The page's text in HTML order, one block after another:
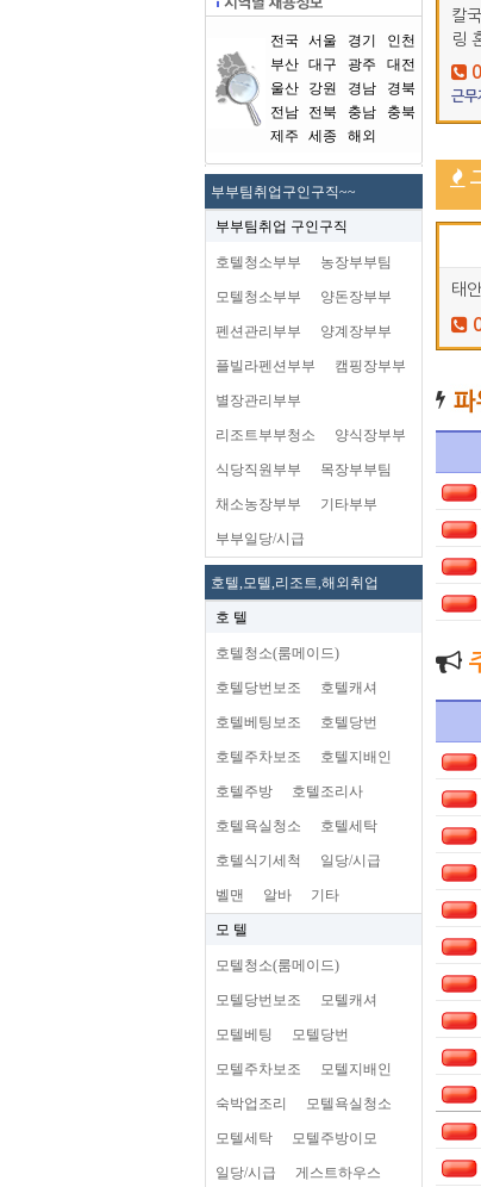
전국 서울 경기
인천
부산 대구 광주
대전
울산
강원 경남
경북
전남
전북 충남
충북
제주
세종 해외
부부팀취업구인구직~~
부부팀취업 구인구직
호텔청소부부 농장부부팀
모텔청소부부 양돈장부부
펜션관리부부 양계장부부
플빌라펜션부부 캠핑장부부
별장관리부부
리조트부부청소 양식장부부
식당직원부부 목장부부팀
채소농장부부 기타부부
부부일당/시급
호텔,모텔,리조트,해외취업
호 텔
호텔청소(룸메이드)
호텔당번보조 호텔캐셔
호텔베팅보조 호텔당번
호텔주차보조 호텔지배인
호텔주방 호텔조리사
호텔욕실청소 호텔세탁
호텔식기세척 일당/시급
벨맨 알바 기타
모 텔
모텔청소(룸메이드)
모텔당번보조 모텔캐셔
모텔베팅 모텔당번
모텔주차보조 모텔지배인
숙박업조리 모텔욕실청소
모텔세탁 모텔주방이모
일당/시급 게스트하우스
칼
링
근무
태